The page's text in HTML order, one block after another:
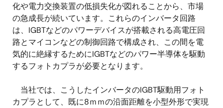
化や電力交換装置の低損失化が図れることから、市場
の急成長が続いています。これらのインバータ回路
は、IGBTなどのパワーデバイスが搭載される高電圧回
路とマイコンなどの制御回路で構成され、この間を電
気的に絶縁するためにIGBTなどのパワー半導体を駆動
するフォトカプラが必要となります。
当社では、こうしたインバータのIGBT駆動用フォト
カプラとして、既に8ｍｍの沿面距離を小型外形で実現